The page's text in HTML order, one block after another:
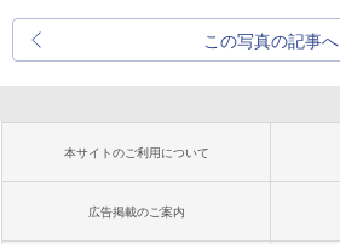
この写真の記事へ
本サイトのご利用について
広告掲載のご案内